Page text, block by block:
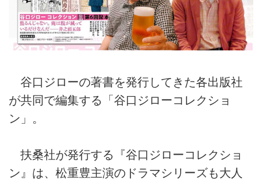
谷口ジローの著書を発行してきた各出版社
が共同で編集する「谷口ジローコレクショ
ン」。
扶桑社が発行する『谷口ジローコレクショ
ン』は、松重豊主演のドラマシリーズも大人